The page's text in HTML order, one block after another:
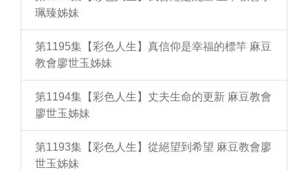
珮臻姊妹
第1195集【彩色人生】真信仰是幸福的標竿 麻豆
教會廖世玉姊妹
第1194集【彩色人生】丈夫生命的更新 麻豆教會
廖世玉姊妹
第1193集【彩色人生】從絕望到希望 麻豆教會廖
世玉姊妹